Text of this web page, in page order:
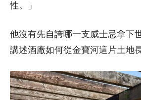
性。」
他沒有先自誇哪一支威士忌拿下
講述酒廠如何從金寶河這片土地